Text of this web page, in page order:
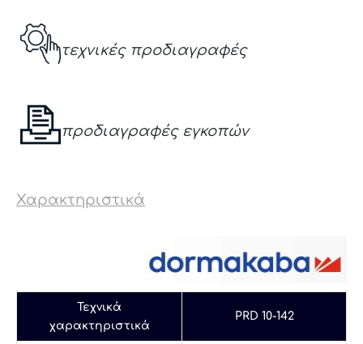
τεχνικές προδιαγραφές
προδιαγραφές εγκοπών
Χαρακτηριστικά
Τεχνικά
χαρακτηριστικά
PRD 10-142